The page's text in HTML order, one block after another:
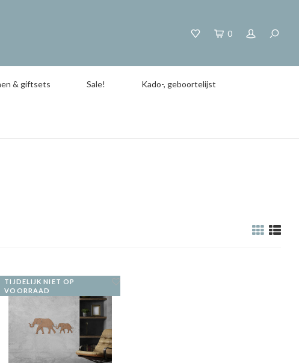
0
& giftsets Sale! Kado-, geboortelijst
TIJDELIJK NIET OP
VOORRAAD